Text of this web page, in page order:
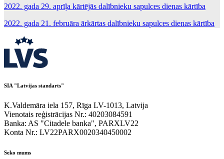
2022. gada 29. aprīļa kārtējās dalībnieku sapulces dienas kārtība
2022. gada 21. februāra ārkārtas dalībnieku sapulces dienas kārtība
SIA "Latvijas standarts"
K.Valdemāra iela 157, Rīga LV-1013, Latvija
Vienotais reģistrācijas Nr.: 40203084591
Banka: AS "Citadele banka", PARXLV22
Konta Nr.: LV22PARX0020340450002
Seko mums